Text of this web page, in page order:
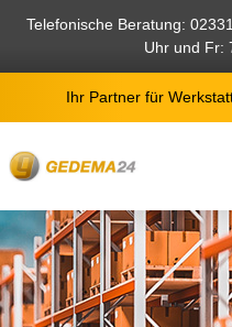
springen
Telefonische Beratung:
Uhr und Fr:
Ihr Partner für